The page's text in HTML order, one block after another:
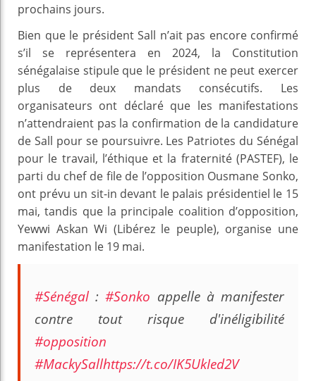
prochains jours.
Bien que le président Sall n’ait pas encore confirmé
s’il se représentera en 2024, la Constitution
sénégalaise stipule que le président ne peut exercer
plus de deux mandats consécutifs. Les
organisateurs ont déclaré que les manifestations
n’attendraient pas la confirmation de la candidature
de Sall pour se poursuivre. Les Patriotes du Sénégal
pour le travail, l’éthique et la fraternité (PASTEF), le
parti du chef de file de l’opposition Ousmane Sonko,
ont prévu un sit-in devant le palais présidentiel le 15
mai, tandis que la principale coalition d’opposition,
Yewwi Askan Wi (Libérez le peuple), organise une
manifestation le 19 mai.
#Sénégal :#Sonko appelle à manifester
contre tout risque d'inéligibilité
#opposition
#MackySallhttps://t.co/IK5UkIed2V